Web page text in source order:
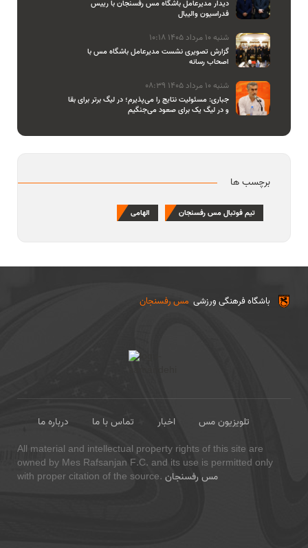
دیدار مدیرعامل باشگاه مس رفسنجان با رییس
فدراسیون والیبال
شنبه 10 مرداد 1405 10:18
گزارش تصویری نشست مدیرعامل باشگاه مس با
اصحاب رسانه
شنبه 10 مرداد 1405 08:39
جباری: مسئولیت نتایج را می‌پذیرم؛ در لیگ برتر برای بقا
و در لیگ یک برای صعود می‌جنگیم
برچسب ها
تیم فوتبال مس رفسنجان الهامی
مس رفسنجان باشگاه فرهنگی ورزشی
درباره ما تماس با ما اخبار
تلویزیون مس
All material and intellectual property rights of this site are
owned by Mes Rafsanjan F.C. and its use is permitted only
with proper citation of the source. مس رفسنجان